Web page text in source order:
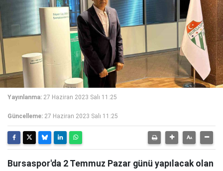
Yayınlanma: 27 Haziran 2023 Salı 11:25
Güncelleme: 27 Haziran 2023 Salı 11:25
Bursaspor'da 2 Temmuz Pazar günü yapılacak olan